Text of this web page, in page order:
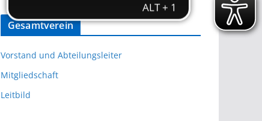
Gesamtverein
Vorstand und Abteilungsleiter
Mitgliedschaft
Leitbild